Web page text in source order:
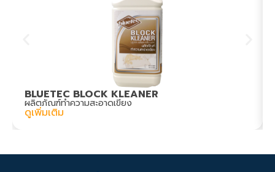
BLUETEC BLOCK KLEANER
ผลิตภัณฑ์ทำความสะอาดเขียง
ดูเพิ่มเติม